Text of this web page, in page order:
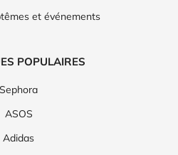
et événements
POPULAIRES
Sephora
ASOS
Adidas